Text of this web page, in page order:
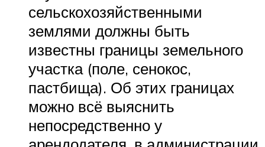
сельскохозяйственными
землями должны быть
известны границы земельного
участка (поле, сенокос,
пастбища). Об этих границах
можно всё выяснить
непосредственно у